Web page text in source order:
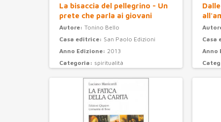
La bisaccia del pellegrino - Un
prete che parla ai giovani
Autore: Tonino Bello
Casa editrice: San Paolo Edizioni
Anno Edizione: 2013
Categoria: spiritualità
Casa
Anno